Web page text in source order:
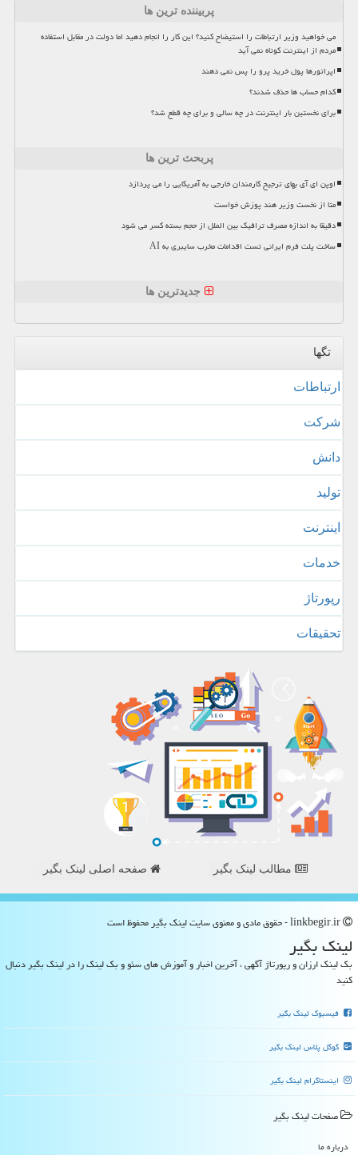
پربیننده ترین ها
می خواهید وزیر ارتباطات را استیضاح کنید؟ این کار را انجام دهید اما دولت در مقابل استفاده
مردم از اینترنت کوتاه نمی آید
اپراتورها پول خرید پرو را پس نمی دهند
کدام حساب ها حذف شدند؟
برای نخستین بار اینترنت در چه سالی و برای چه قطع شد؟
پربحث ترین ها
اوپن ای آی بهای ترجیح کارمندان خارجی به آمریکایی را می پردازد
متا از نخست وزیر هند پوزش خواست
دقیقا به اندازه مصرف ترافیک بین الملل از حجم بسته کسر می شود
ساخت پلت فرم ایرانی تست اقدامات مخرب سایبری به AI
جدیدترین ها
تگها
ارتباطات
شركت
دانش
تولید
اینترنت
خدمات
رپورتاژ
تحقیقات
مطالب لینک بگیر صفحه اصلی لینک بگیر
لینك بگیر
بک لینک ارزان و رپورتاژ آگهی ، آخرین اخبار و آموزش های سئو و بک لینک را در لینک بگیر دنبال
کنید
فیسبوک لینک بگیر
گوگل پلاس لینک بگیر
اینستاگرام لینک بگیر
صفحات لینك بگیر
درباره ما